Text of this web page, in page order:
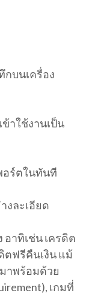
กบนเครื่อง
าใช้งานเป็น
ร์ตในทันที
งละเอียด
าทิเช่น เครดิต
ตฟรีคืนเงิน แม้
าพร้อมด้วย
เกมที่